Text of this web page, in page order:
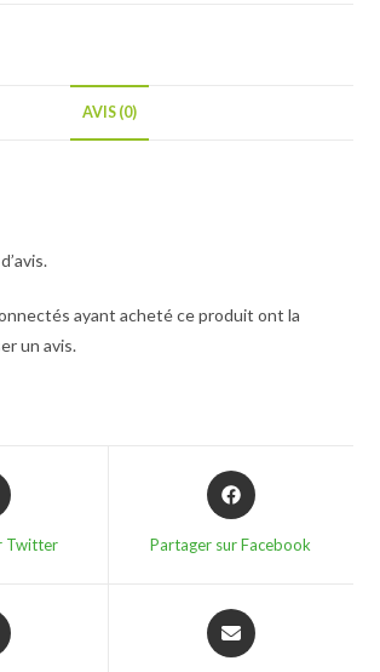
AVIS (0)
ayant acheté ce produit ont la
un avis.
Twitter
Opens
in
Partager sur Facebook
Opens
in